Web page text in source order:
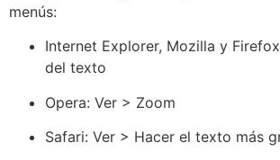
menús:
Internet Explorer, Mozilla y
del texto
Opera: Ver > Zoom
Safari: Ver > Hacer el texto más